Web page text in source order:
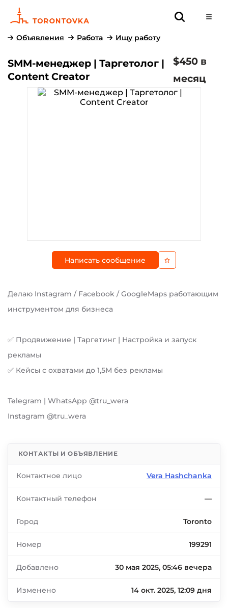
Объявления Работа Ищу работу
SMM-менеджер | Таргетолог |
Content Creator
$450 в
месяц
Написать сообщение
Делаю Instagram / Facebook / GoogleMaps работающим
инструментом для бизнеса
✅ Продвижение | Таргетинг | Настройка и запуск
рекламы
✅ Кейсы с охватами до 1,5М без рекламы
Telegram | WhatsApp @tru_wera
Instagram @tru_wera
КОНТАКТЫ И ОБЪЯВЛЕНИЕ
Контактное лицо Vera Hashchanka
Контактный телефон —
Город Toronto
Номер 199291
Добавлено 30 мая 2025, 05:46 вечера
Изменено 14 окт. 2025, 12:09 дня